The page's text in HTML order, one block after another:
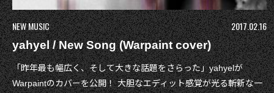
NEW MUSIC
2017.02.16
yahyel / New Song (Warpaint cover)
「昨年最も幅広く、そして大きな話題をさらった」yahyelが
Warpaintのカバーを公開！ 大胆なエディット感覚が光る斬新な一